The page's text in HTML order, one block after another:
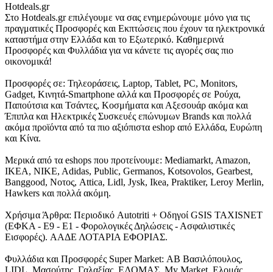
Hotdeals.gr
Στο Hotdeals.gr επιλέγουμε να σας ενημερώνουμε μόνο για τις
πραγματικές Προσφορές και Εκπτώσεις που έχουν τα ηλεκτρονικά
καταστήμα στην Ελλάδα και το Εξωτερικό. Καθημερινά
Προσφορές και Φυλλάδια για να κάνετε τις αγορές σας πιο
οικονομικά!
Προσφορές σε: Τηλεοράσεις, Laptop, Tablet, PC, Monitors,
Gadget, Κινητά-Smartphone αλλά και Προσφορές σε Ρούχα,
Παπούτσια και Τσάντες, Κοσμήματα και Αξεσουάρ ακόμα και
Έπιπλα και Ηλεκτρικές Συσκευές επώνυμων Brands και πολλά
ακόμα προϊόντα από τα πιο αξιόπιστα eshop από Ελλάδα, Ευρώπη
και Κίνα.
Μερικά από τα eshops που προτείνουμε: Mediamarkt, Amazon,
IKEA, NIKE, Adidas, Public, Germanos, Kotsovolos, Gearbest,
Banggood, Νοτος, Attica, Lidl, Jysk, Ikea, Praktiker, Leroy Merlin,
Hawkers και πολλά ακόμη.
Χρήσιμα Άρθρα: Περιοδικό Autotriti + Οδηγοί GSIS TAXISNET
(ΕΦΚΑ - Ε9 - Ε1 - Φορολογικές Δηλώσεις - Ασφαλιστικές
Εισφορές). ΑΑΔΕ ΛΟΤΑΡΙΑ ΕΦΟΡΙΑΣ.
Φυλλάδια και Προσφορές Super Market: ΑΒ Βασιλόπουλος,
LIDL, Μασούτης, Γαλαξίας, ΕΛΟΜΑΣ, My Market, Ελομάς,